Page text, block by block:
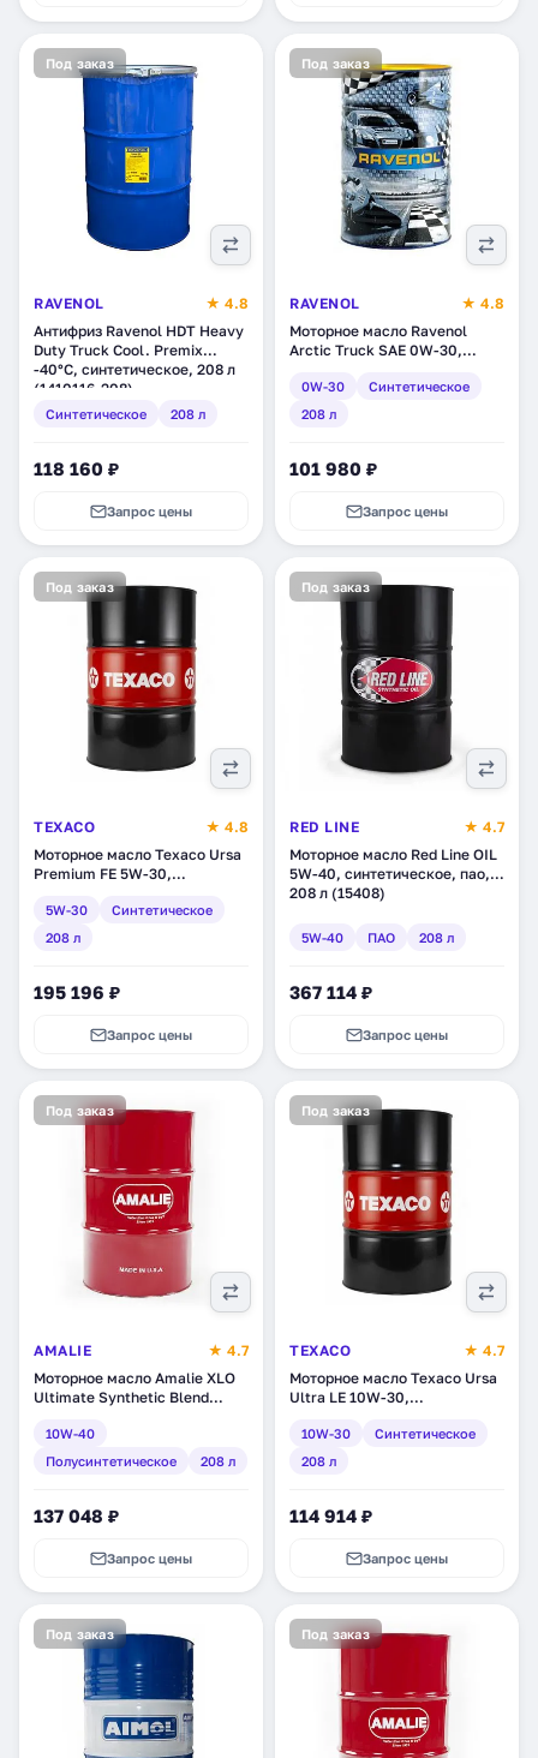
Под заказ
RAVENOL
★ 4.8
Антифриз Ravenol HDT Heavy
Duty Truck Cool. Premix
-40°C, синтетическое, 208 л
(1410116-208)
Синтетическое 208 л
118 160 ₽
Запрос цены
Под заказ
RAVENOL
★ 4.8
Моторное масло Ravenol
Arctic Truck SAE 0W-30,
(1121100-208)
0W-30
Синтетическое
208 л
101 980 ₽
Запрос цены
Под заказ
TEXACO
★ 4.8
Моторное масло Texaco Ursa
Premium FE 5W-30,
(840171DEE)
5W-30
Синтетическое
208 л
195 196 ₽
Запрос цены
Под заказ
RED LINE
★ 4.7
Моторное масло Red Line OIL
5W-40, синтетическое, пао,
208 л (15408)
5W-40 ПАО 208 л
367 114 ₽
Запрос цены
Под заказ
AMALIE
★ 4.7
Моторное масло Amalie XLO
Ultimate Synthetic Blend
208 л (160-79183-05)
10W-40
Полусинтетическое
208 л
137 048 ₽
Запрос цены
Под заказ
TEXACO
★ 4.7
Моторное масло Texaco Ursa
Ultra LE 10W-30,
(802972DEE)
10W-30
Синтетическое
208 л
114 914 ₽
Запрос цены
Под заказ Под заказ